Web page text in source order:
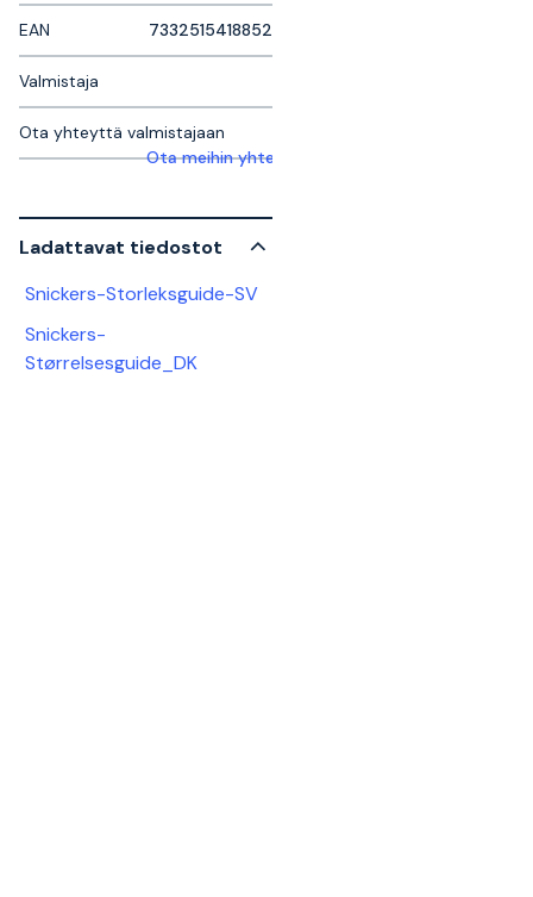
EAN 7332515418852
Valmistaja
Ota yhteyttä valmistajaan
Ota meihin yhteyttä saadaksesi lisätietoja
Ladattavat tiedostot
Snickers-Storleksguide-SV
Snickers-
Størrelsesguide_DK